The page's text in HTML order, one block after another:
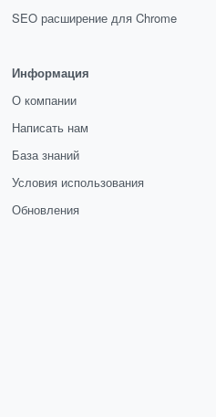
SEO расширение для Chrome
Информация
О компании
Написать нам
База знаний
Условия использования
Обновления